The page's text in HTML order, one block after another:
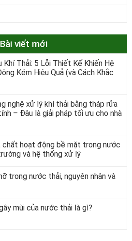
Bài viết mới
Khí Thải: 5 Lỗi Thiết Kế Khiến Hệ
Kém Hiệu Quả (và Cách Khắc
nghệ xử lý khí thải bằng tháp rửa
– Đâu là giải pháp tối ưu cho nhà
chất hoạt động bề mặt trong nước
và hệ thống xử lý
trong nước thải, nguyên nhân và
mùi của nước thải là gì?